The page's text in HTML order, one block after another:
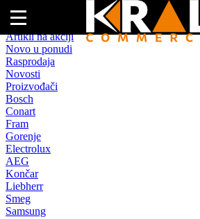
Naslovna
Artikli na akciji
Novo u ponudi
Rasprodaja
Novosti
Proizvođači
Bosch
Conart
Fram
Gorenje
Electrolux
AEG
Končar
Liebherr
Smeg
Samsung